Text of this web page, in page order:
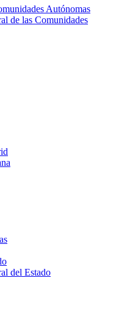
Autónomas
de las Comunidades
del Estado